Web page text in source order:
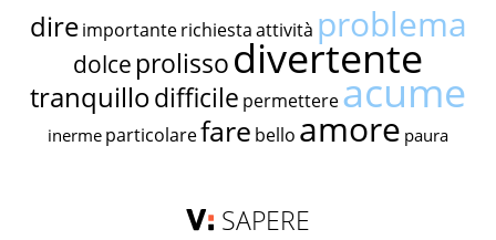
dire importante richiestaattività problema
dolce prolissodivertente
tranquillodifficile permettereacume
inerme particolarefare bello amore paura
SAPERE